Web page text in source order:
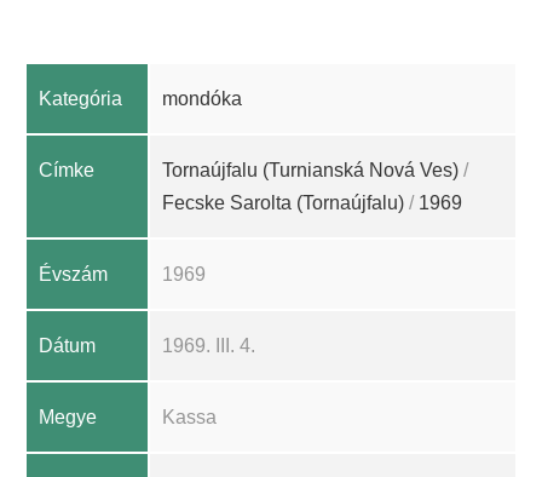
Kategória mondóka
Címke Tornaújfalu (Turnianská Nová Ves) /
Fecske Sarolta (Tornaújfalu) / 1969
Évszám 1969
Dátum 1969. III. 4.
Megye Kassa